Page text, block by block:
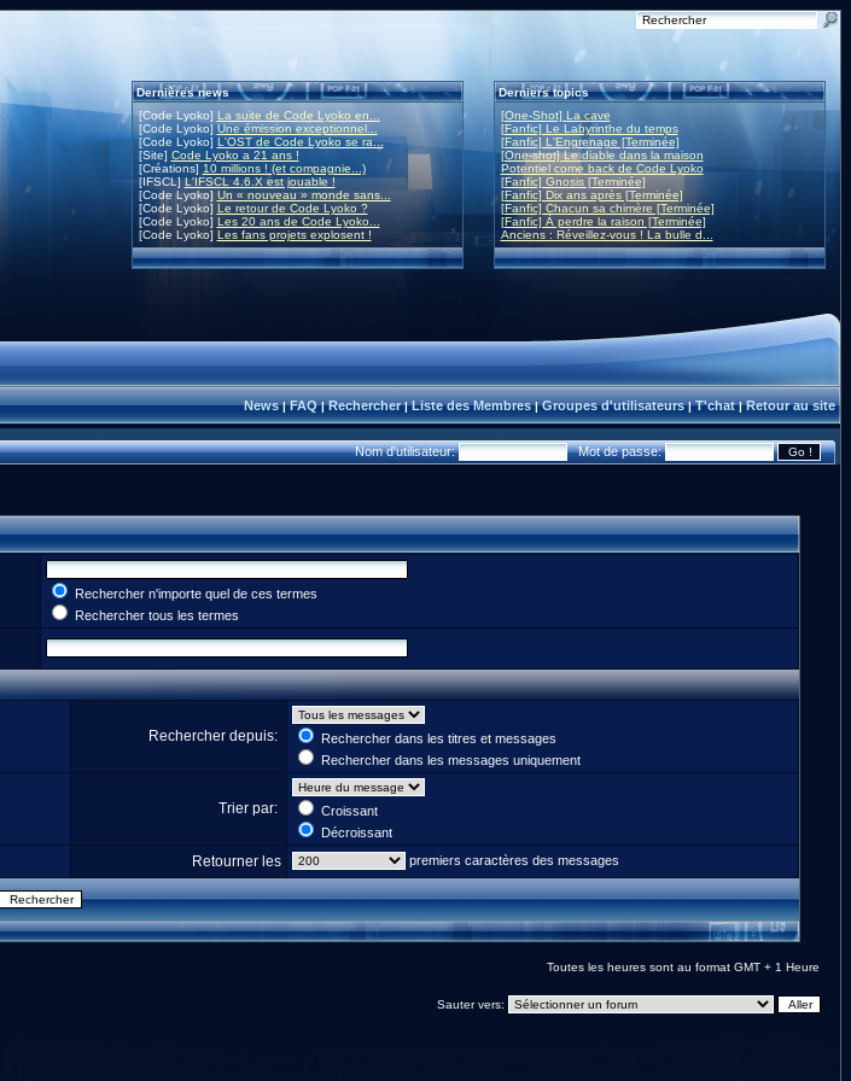
Dernières news
[Code Lyoko] La suite de Code Lyoko en...
[Code Lyoko]Une émission exceptionnel...
[Code Lyoko] L'OST de Code Lyoko se ra...
[Site] Code Lyoko a 21 ans !
[Créations] 10 millions ! (et compagnie...)
[IFSCL]L'IFSCL 4.6.X est jouable !
[Code Lyoko] Un « nouveau » monde sans...
[Code Lyoko] Le retour de Code Lyoko ?
[Code Lyoko] Les 20 ans de Code Lyoko...
[Code Lyoko] Les fans projets explosent !
Derniers topics
[One-Shot] La cave
[Fanfic] Le Labyrinthe du temps
[Fanfic] L'Engrenage [Terminée]
[One-shot] Le diable dans la maison
Potentiel come back de Code Lyoko
[Fanfic] Gnosis [Terminée]
[Fanfic] Dix ans après [Terminée]
[Fanfic] Chacun sa chimère [Terminée]
[Fanfic] À perdre la raison [Terminée]
Anciens : Réveillez-vous ! La bulle d...
News|FAQ|Rechercher|Liste des Membres|Groupes d'utilisateurs|T'chat|Retour au site
Nom d'utilisateur: Mot de passe:
Rechercher n'importe quel de ces termes
Rechercher tous les termes
Rechercher depuis:
Rechercher dans les titres et messages
Rechercher dans les messages uniquement
Trier par:
Croissant
Décroissant
Retourner les premiers caractères des messages
Toutes les heures sont au format GMT + 1 Heure
Sauter vers: